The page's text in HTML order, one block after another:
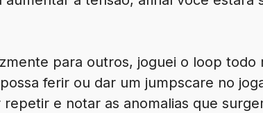
para outros, joguei o loop todo
ferir ou dar um jumpscare no
e notar as anomalias que